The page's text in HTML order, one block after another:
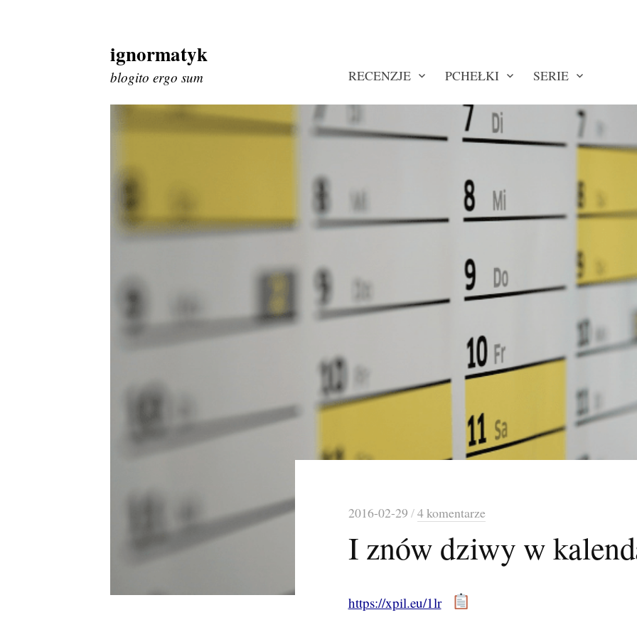
Skip
to
content
ignormatyk
blogito ergo sum RECENZJE PCHEŁKI SERIE
2016-02-29 /4 komentarze
I znów dziwy w
https://xpil.eu/1lr